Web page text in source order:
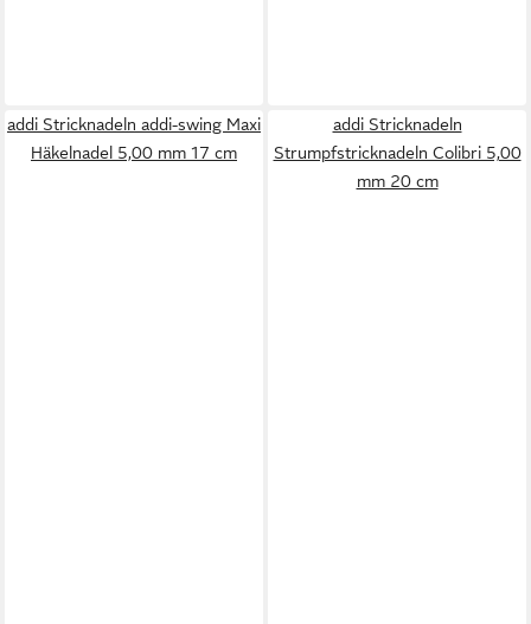
addi Stricknadeln addi-swing Maxi
Häkelnadel 5,00 mm 17 cm
addi Stricknadeln
Strumpfstricknadeln Colibri 5,00
mm 20 cm